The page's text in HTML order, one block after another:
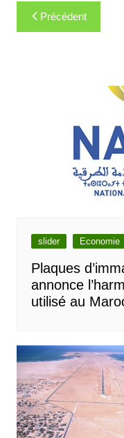
Navigation
de
Précédent
slider Economie
Plaques
annonce
utilisé au